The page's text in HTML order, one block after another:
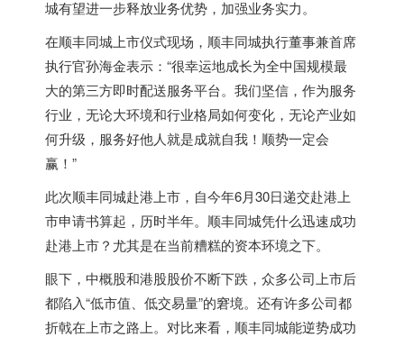
城有望进一步释放业务优势，加强业务实力。
在顺丰同城上市仪式现场，顺丰同城执行董事兼首席
执行官孙海金表示：“很幸运地成长为全中国规模最
大的第三方即时配送服务平台。我们坚信，作为服务
行业，无论大环境和行业格局如何变化，无论产业如
何升级，服务好他人就是成就自我！顺势一定会
赢！”
此次顺丰同城赴港上市，自今年6月30日递交赴港上
市申请书算起，历时半年。顺丰同城凭什么迅速成功
赴港上市？尤其是在当前糟糕的资本环境之下。
眼下，中概股和港股股价不断下跌，众多公司上市后
都陷入“低市值、低交易量”的窘境。还有许多公司都
折戟在上市之路上。对比来看，顺丰同城能逆势成功